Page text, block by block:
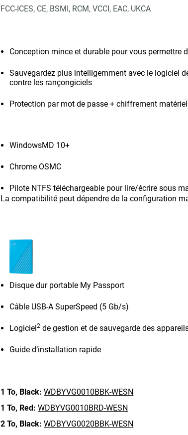
FCC-ICES, CE, BSMI, RCM, VCCI, EAC, UKCA
Conception mince et durable pour vous permettre
Sauvegardez plus intelligemment avec le logiciel
contre les rançongiciels
Protection par mot de passe + chiffrement
WindowsMD 10+
Chrome OSMC
Pilote NTFS téléchargeable pour lire/écrire sous
La compatibilité peut dépendre de la configuration
Disque dur portable My Passport
Câble USB-A SuperSpeed (5 Gb/s)
Logiciel2 de gestion et de sauvegarde des
Guide d’installation rapide
1 To, Black: WDBYVG0010BBK-WESN
1 To, Red: WDBYVG0010BRD-WESN
2 To, Black: WDBYVG0020BBK-WESN